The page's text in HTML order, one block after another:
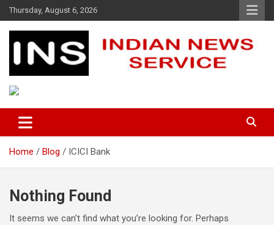
Skip
to
content
Thursday, August 6, 2026
Indian News Service
Home Blog ICICI Bank
Nothing Found
It seems we can’t find what you’re looking for. Perhaps